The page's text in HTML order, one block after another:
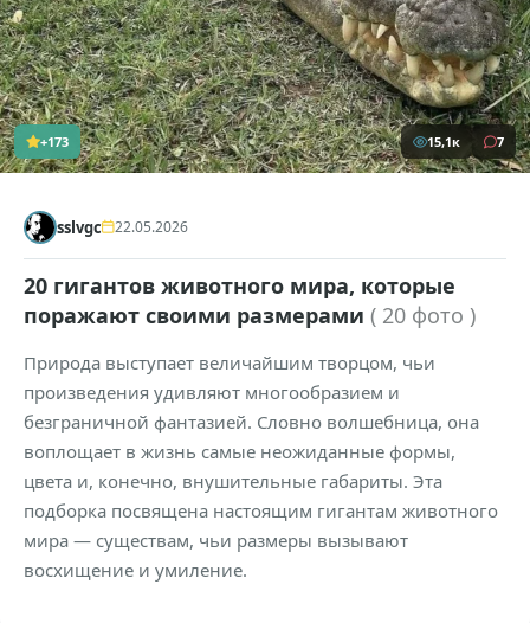
+173 15,1к 7
sslvgc 22.05.2026
20 гигантов животного мира, которые
поражают своими размерами ( 20 фото )
Природа выступает величайшим творцом, чьи
произведения удивляют многообразием и
безграничной фантазией. Словно волшебница, она
воплощает в жизнь самые неожиданные формы,
цвета и, конечно, внушительные габариты. Эта
подборка посвящена настоящим гигантам животного
мира — существам, чьи размеры вызывают
восхищение и умиление.